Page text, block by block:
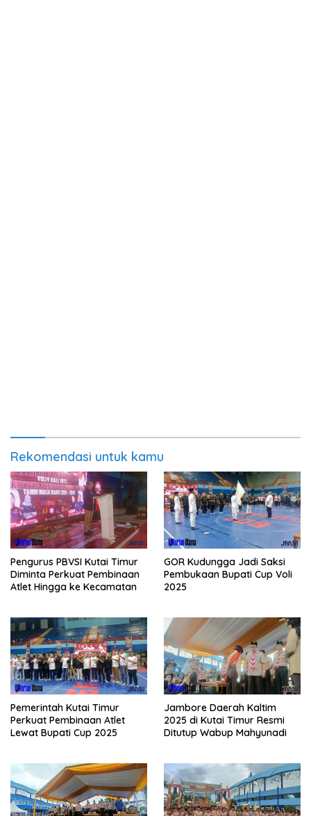
Rekomendasi untuk kamu
Pengurus PBVSI Kutai Timur
Diminta Perkuat Pembinaan
Atlet Hingga ke Kecamatan
GOR Kudungga Jadi Saksi
Pembukaan Bupati Cup Voli
2025
Pemerintah Kutai Timur
Perkuat Pembinaan Atlet
Lewat Bupati Cup 2025
Jambore Daerah Kaltim
2025 di Kutai Timur Resmi
Ditutup Wabup Mahyunadi